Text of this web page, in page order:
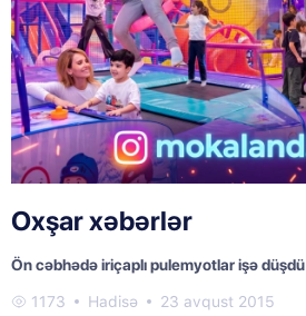
Oxşar xəbərlər
Ön cəbhədə iriçaplı pulemyotlar işə düşdü
1173 Hadisə 23 avqust 2015